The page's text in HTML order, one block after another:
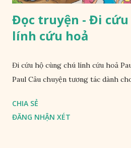
Đọc truyện - Đi cứu
lính cứu hoả
Đi cứu hộ cùng chú lính cứu hoả
Paul Câu chuyện tương tác dành
CHIA SẺ
ĐĂNG NHẬN XÉT